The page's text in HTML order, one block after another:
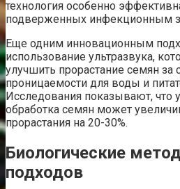
технология особенно
подверженных инфекционным
Еще одним инновационным
использование ультразвука,
улучшить прорастание семян за
проницаемости для воды и
Исследования показывают, что
обработка семян может
прорастания на 20-30%.
Биологические
подходов